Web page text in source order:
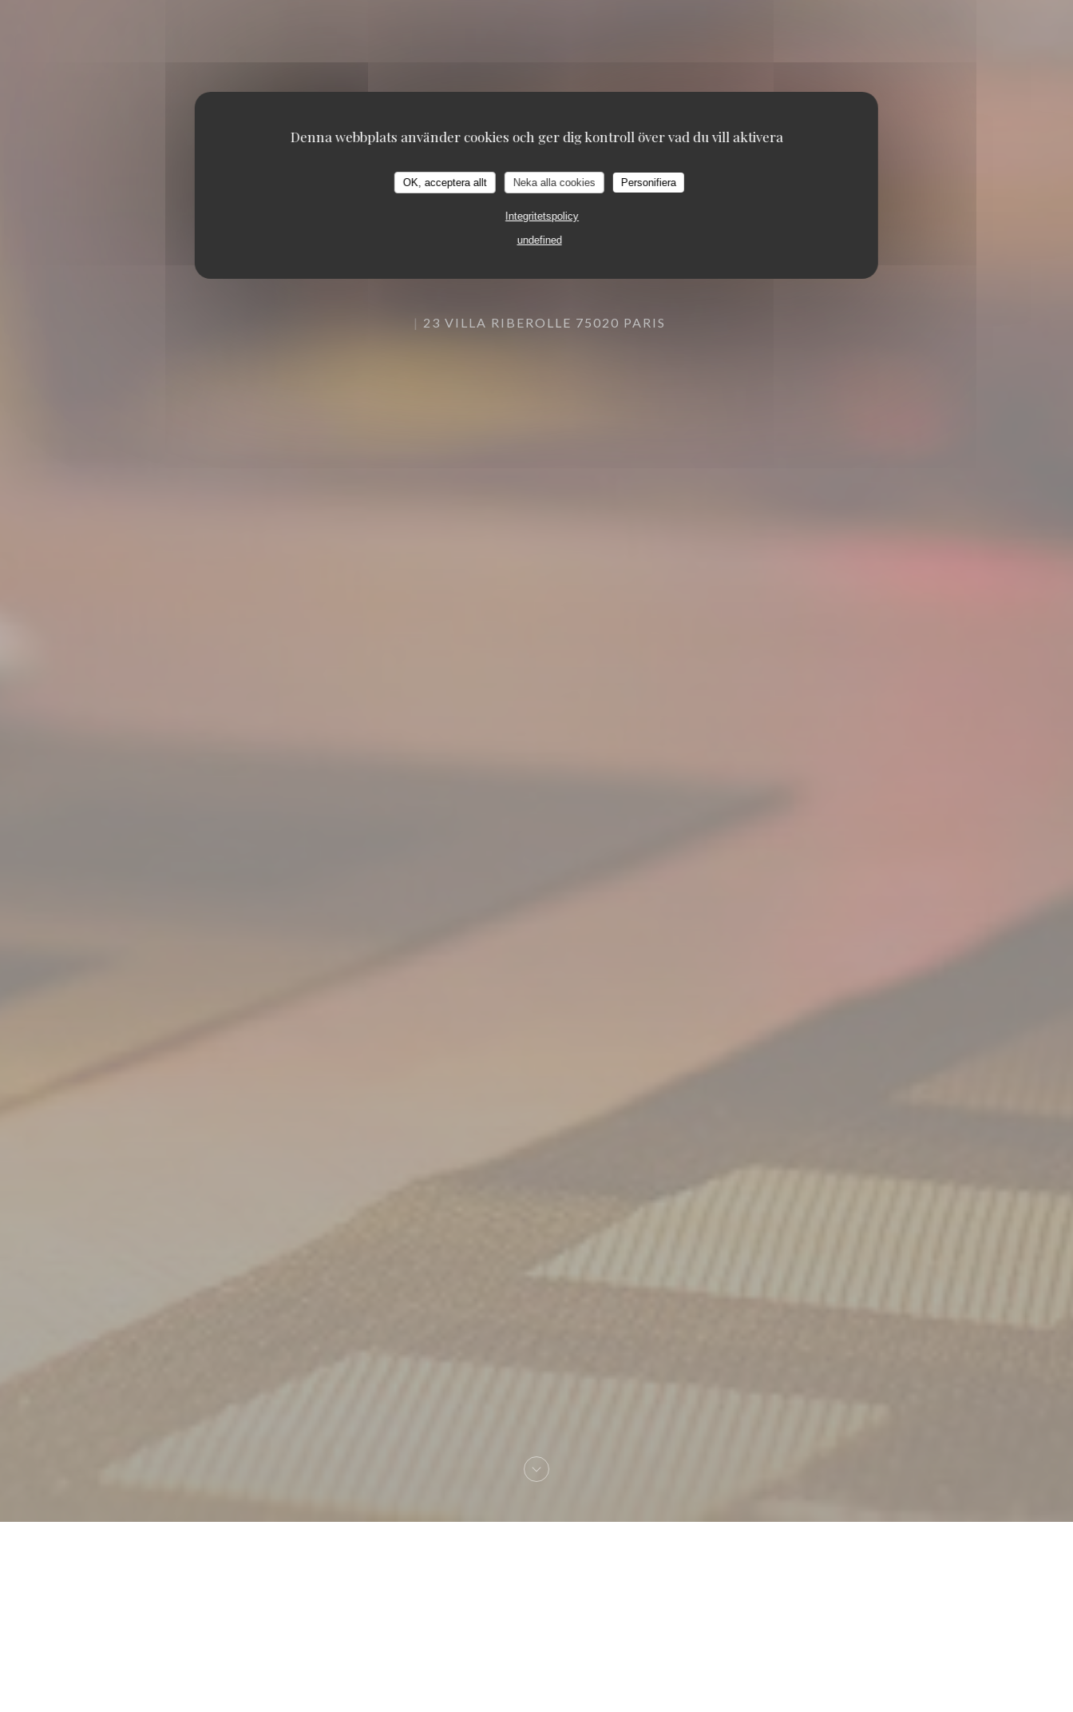
Denna webbplats använder cookies och ger dig kontroll över vad du vill aktivera
OK, acceptera allt Neka alla cookies Personifiera
Integritetspolicy
undefined
23 VILLA RIBEROLLE 75020 PARIS